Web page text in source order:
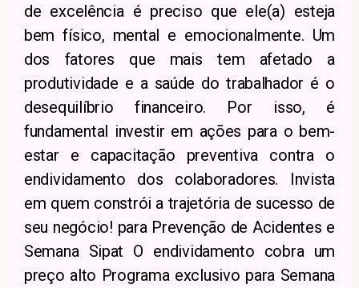
de excelência é preciso que ele(a) esteja
bem físico, mental e emocionalmente. Um
dos fatores que mais tem afetado a
produtividade e a saúde do trabalhador é o
desequilíbrio financeiro. Por isso, é
fundamental investir em ações para o bem-
estar e capacitação preventiva contra o
endividamento dos colaboradores. Invista
em quem constrói a trajetória de sucesso de
seu negócio! para Prevenção de Acidentes e
Semana Sipat O endividamento cobra um
preço alto Programa exclusivo para Semana